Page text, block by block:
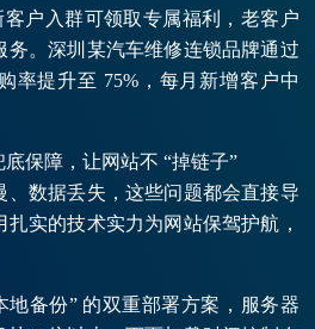
户入群可领取专属福利，老客户
务。深圳某汽车维修连锁品牌通过
率提升至 75%，每月新增客户中
保障，让网站不 “掉链子”
、数据丢失，这些问题都会直接导
实的技术实力为网站保驾护航，
地备份” 的双重部署方案，服务器